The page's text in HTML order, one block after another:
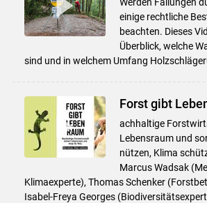
einige rechtliche
beachten. Dieses
Überblick, welche
sind und in welchem Umfang
Forst gibt
achhaltige
Lebensraum und
nützen, Klima
Marcus Wadsak
Klimaexperte), Thomas Schenker
Isabel-Freya Georges